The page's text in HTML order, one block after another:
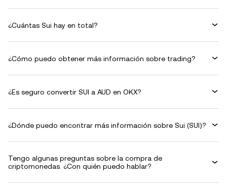
¿Cuántas Sui hay en total?
¿Cómo puedo obtener más información sobre trading?
¿Es seguro convertir SUI a AUD en OKX?
¿Dónde puedo encontrar más información sobre Sui (SUI)?
Tengo algunas preguntas sobre la compra de
criptomonedas. ¿Con quién puedo hablar?